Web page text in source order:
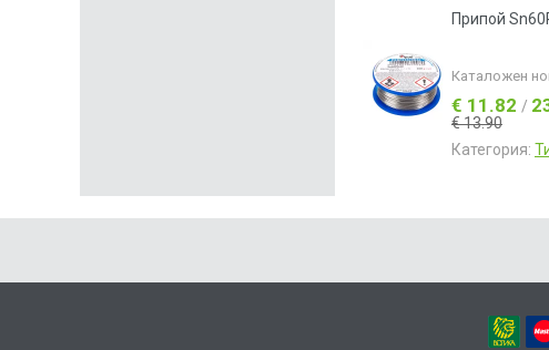
Припой
Каталожен
€ 11.82 /
€ 13.90
Категория: